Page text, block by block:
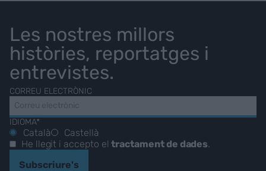
Les nostres millors
històries, reportatges i
entrevistes.
CORREU ELECTRÒNIC
IDIOMA*
Català
Castellà
He llegit i accepto eltractament de dades
Subscriure's